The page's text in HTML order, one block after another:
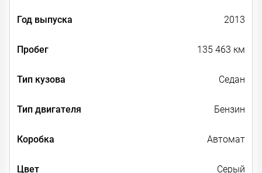
Год выпуска 2013
Пробег 135 463 км
Тип кузова Седан
Тип двигателя Бензин
Коробка Автомат
Цвет Серый